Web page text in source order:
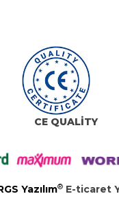
CE QUALİTY
Yazılım® E-ticaret